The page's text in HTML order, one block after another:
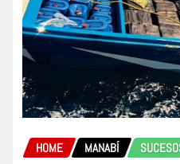
HOME MANABÍ